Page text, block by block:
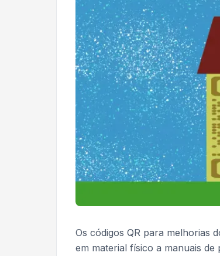
Os códigos QR para melhorias
em material físico a manuais